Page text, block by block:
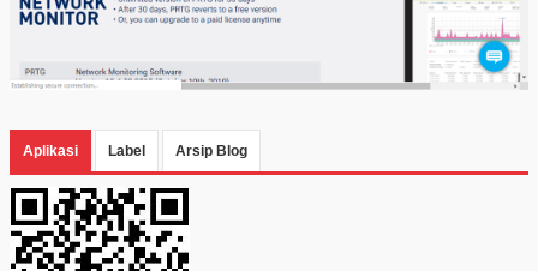
Aplikasi Label Arsip Blog